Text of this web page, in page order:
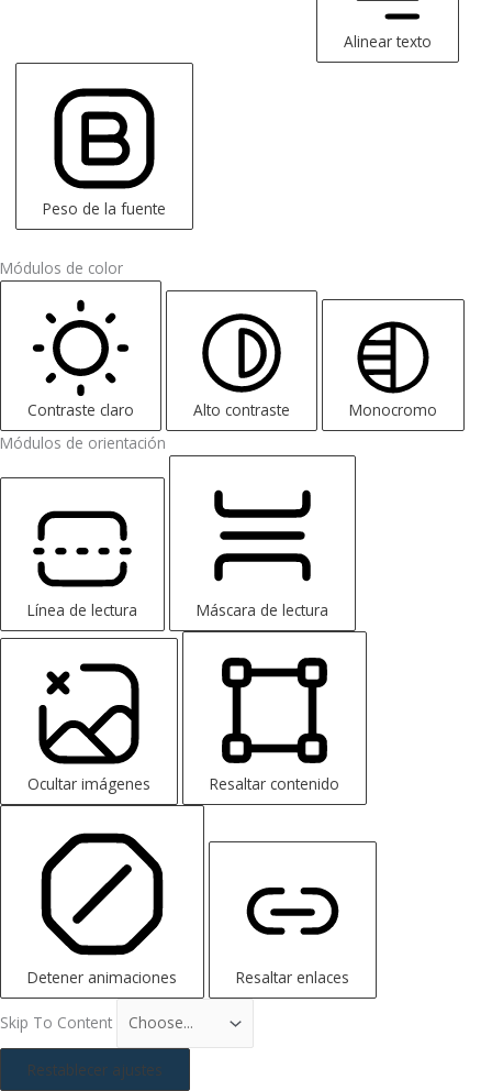
Alinear texto
Peso de la fuente
Módulos de color
Contraste claro Alto contraste
Monocromo
Módulos de orientación
Línea de lectura Máscara de lectura
Ocultar imágenes Resaltar contenido
Detener animaciones Resaltar enlaces
Skip To Content
Restablecer ajustes